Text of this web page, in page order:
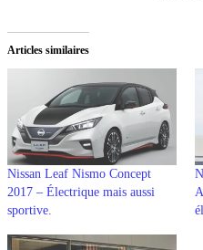
Articles similaires
Nissan Leaf Nismo Concept
2017 – Électrique mais aussi
sportive.